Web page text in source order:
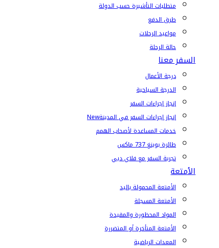
متطلبات التأشيرة حسب الدولة
طرق الدفع
مواعيد الرحلات
حالة الرحلة
السفر معنا
درجة الأعمال
الدرجة السياحية
إنجاز إجراءات السفر
إنجاز إجراءات السفر في المدينةNew
خدمات المساعدة لأصحاب الهمم
طائرة بوينغ 737 ماكس
تجربة السفر مع فلاي دبي
الأمتعة
الأمتعة المحمولة باليد
الأمتعة المسجلة
المواد المحظورة والمقيدة
الأمتعة المتأخرة أو المتضررة
المعدات الرياضية